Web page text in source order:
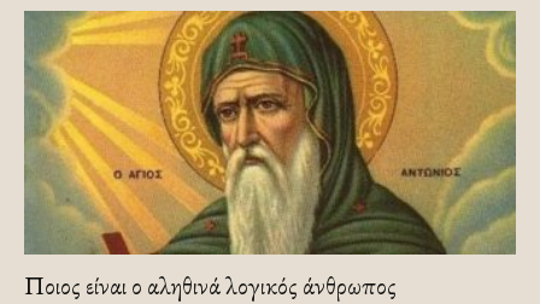
Ποιος είναι ο αληθινά λογικός άνθρωπος